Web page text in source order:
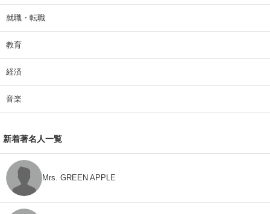
就職・転職
教育
経済
音楽
新着著名人一覧
Mrs. GREEN APPLE